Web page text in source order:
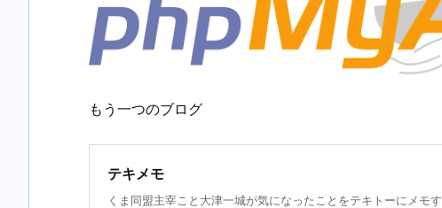
もう一つのブログ
テキメモ
くま同盟主宰こと大津一城が気になったことをテキトーにメモす